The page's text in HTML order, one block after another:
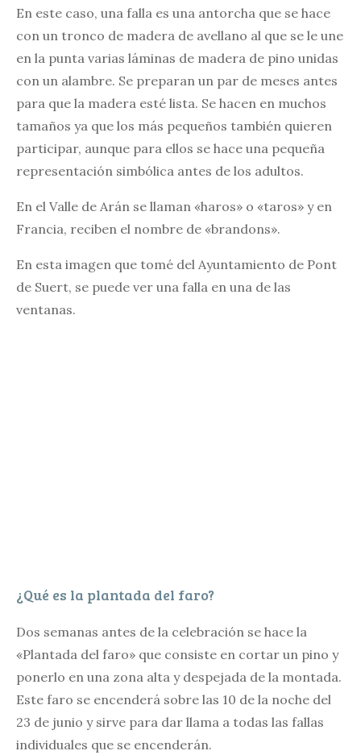
En este caso, una falla es una antorcha que se hace
con un tronco de madera de avellano al que se le une
en la punta varias láminas de madera de pino unidas
con un alambre. Se preparan un par de meses antes
para que la madera esté lista. Se hacen en muchos
tamaños ya que los más pequeños también quieren
participar, aunque para ellos se hace una pequeña
representación simbólica antes de los adultos.
En el Valle de Arán se llaman «haros» o «taros» y en
Francia, reciben el nombre de «brandons».
En esta imagen que tomé del Ayuntamiento de Pont
de Suert, se puede ver una falla en una de las
ventanas.
¿Qué es la plantada del faro?
Dos semanas antes de la celebración se hace la
«Plantada del faro» que consiste en cortar un pino y
ponerlo en una zona alta y despejada de la montada.
Este faro se encenderá sobre las 10 de la noche del
23 de junio y sirve para dar llama a todas las fallas
individuales que se encenderán.